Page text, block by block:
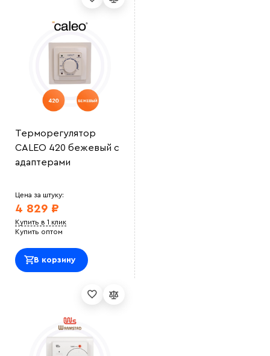
Терморегулятор
CALEO 420 бежевый с
адаптерами
Цена за штуку:
4 829 ₽
Купить в 1 клик
Купить оптом
В корзину